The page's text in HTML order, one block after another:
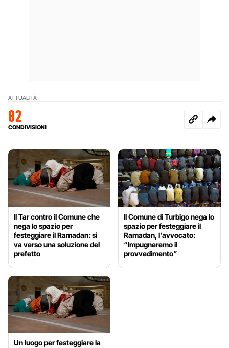
ATTUALITÀ
82
CONDIVISIONI
Il Tar contro il Comune che
nega lo spazio per
festeggiare il Ramadan: si
va verso una soluzione del
prefetto
Il Comune di Turbigo nega lo
spazio per festeggiare il
Ramadan, l’avvocato:
“Impugneremo il
provvedimento”
Un luogo per festeggiare la